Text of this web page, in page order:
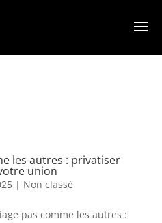
les autres : privatiser
union
| Non classé
pas comme les autres :